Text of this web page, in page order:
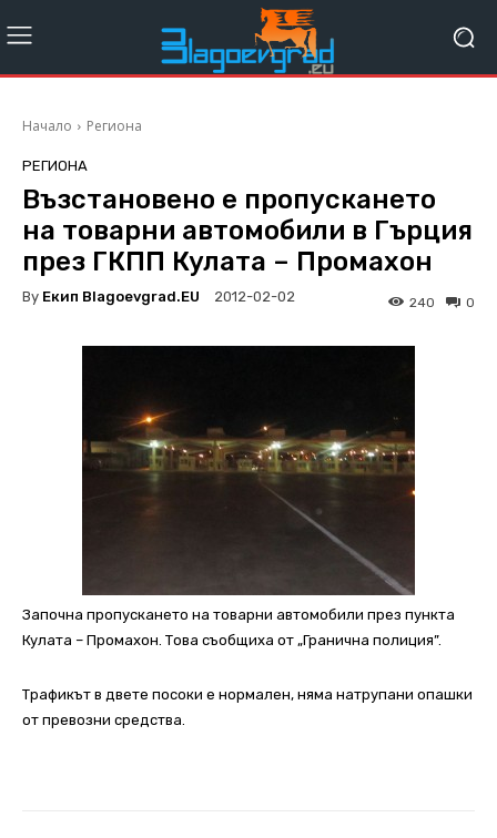
Начало Региона
РЕГИОНА
Възстановено е пропускането
на товарни автомобили в Гърция
през ГКПП Кулата – Промахон
By Екип Blagoevgrad.EU 2012-02-02 0
240
Започна пропускането на товарни автомобили през пункта
Кулата – Промахон. Това съобщиха от „Гранична полиция”.
Трафикът в двете посоки е нормален, няма натрупани опашки
от превозни средства.